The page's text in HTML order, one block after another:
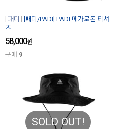
패디
[패디/PADI] PADI 메가로돈 티셔
츠
58,000원
구매 9
SOLD OUT!